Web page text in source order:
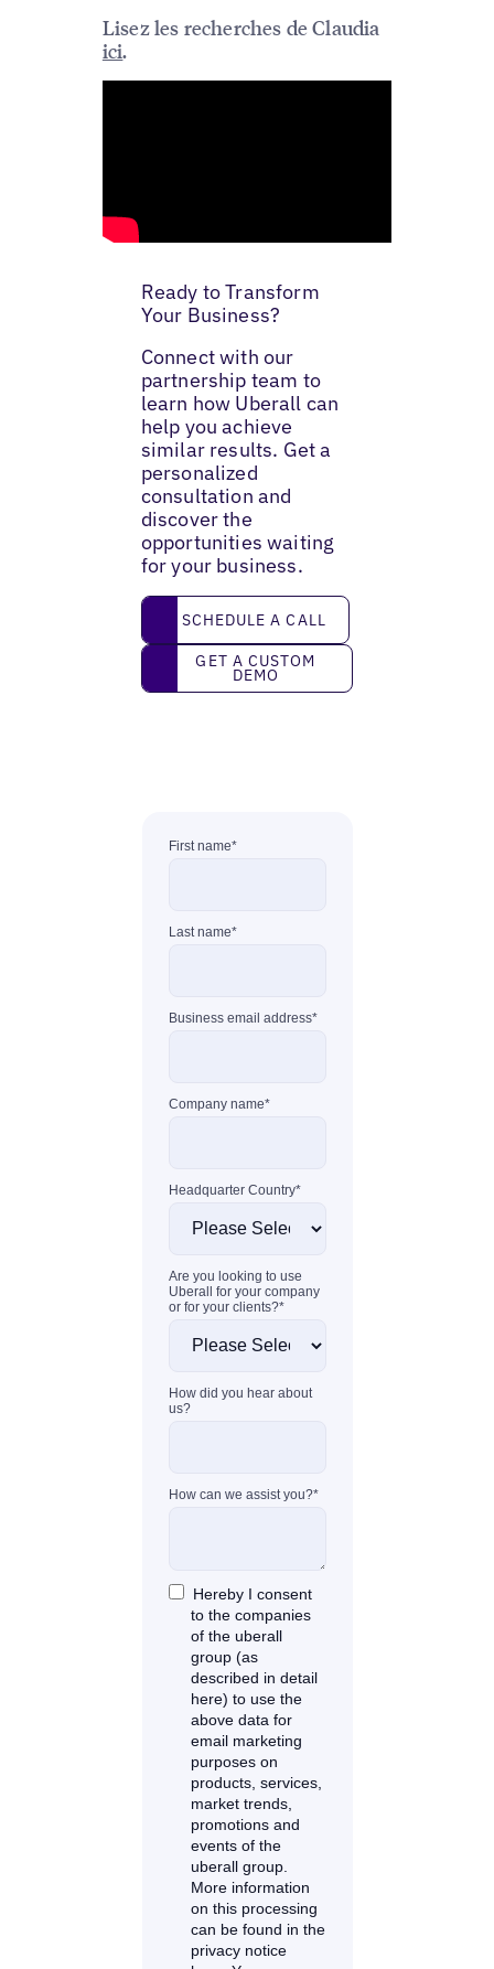
Lisez les recherches de Claudia
ici.
Ready to Transform
Your Business?
Connect with our
partnership team to
learn how Uberall can
help you achieve
similar results. Get a
personalized
consultation and
discover the
opportunities waiting
for your business.
Schedule a call
SCHEDULE A CALL
Get a custom demo
GET A CUSTOM
DEMO